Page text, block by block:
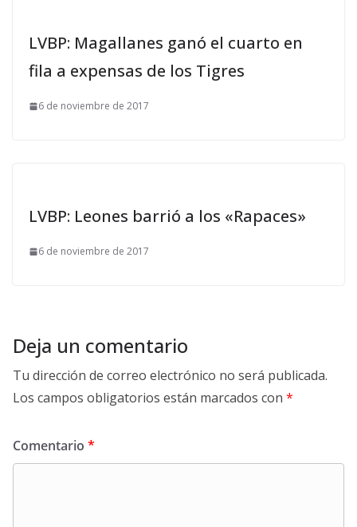
LVBP: Magallanes ganó el cuarto en
fila a expensas de los Tigres
6 de noviembre de 2017
LVBP: Leones barrió a los «Rapaces»
6 de noviembre de 2017
Deja un comentario
Tu dirección de correo electrónico no será publicada.
Los campos obligatorios están marcados con *
Comentario *